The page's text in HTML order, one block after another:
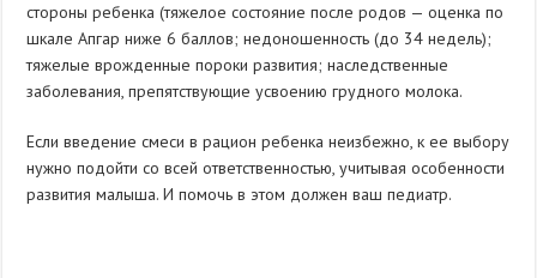
стороны ребенка (тяжелое состояние после родов — оценка по
шкале Апгар ниже 6 баллов; недоношенность (до 34 недель);
тяжелые врожденные пороки развития; наследственные
заболевания, препятствующие усвоению грудного молока.
Если введение смеси в рацион ребенка неизбежно, к ее выбору
нужно подойти со всей ответственностью, учитывая особенности
развития малыша. И помочь в этом должен ваш педиатр.